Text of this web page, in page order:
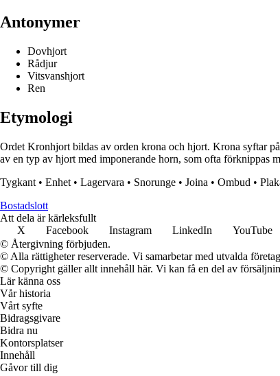
Antonymer
Dovhjort
Rådjur
Vitsvanshjort
Ren
Etymologi
Ordet Kronhjort bildas av orden krona och hjort. Krona syftar
av en typ av hjort med imponerande horn, som ofta förknippas
Tygkant • Enhet • Lagervara • Snorunge • Joina • Ombud •
Bostadslott
Att dela är kärleksfullt
X
Facebook Instagram LinkedIn YouTube
© Återgivning förbjuden.
© Alla rättigheter reserverade. Vi samarbetar med utvalda
© Copyright gäller allt innehåll här. Vi kan få en del av
Lär känna oss
Vår historia
Vårt syfte
Bidragsgivare
Bidra nu
Kontorsplatser
Innehåll
Gåvor till dig